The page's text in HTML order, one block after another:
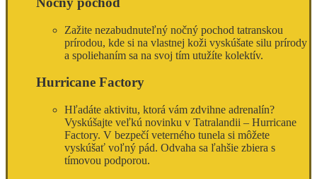
Zažite nezabudnuteľný nočný pochod tatranskou
prírodou, kde si na vlastnej koži vyskúšate silu prírody
a spoliehaním sa na svoj tím utužíte kolektív.
Hurricane Factory
Hľadáte aktivitu, ktorá vám zdvihne adrenalín?
Vyskúšajte veľkú novinku v Tatralandii – Hurricane
Factory. V bezpečí veterného tunela si môžete
vyskúšať voľný pád. Odvaha sa ľahšie zbiera s
tímovou podporou.